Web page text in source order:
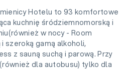
Hotelu to 93 komfortowe
kuchnię śródziemnomorską i
w nocy - Room
szeroką gamą alkoholi,
z sauną suchą i parową. Przy
dla autobusu) tylko dla